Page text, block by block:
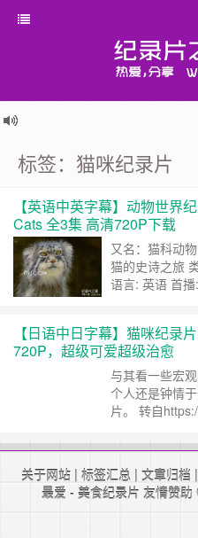
标签：猫咪纪录片
【英语中英字幕】动物世界
Cats 全3集 高清720P下载
又名：猫科动
猫的史诗之旅
语言: 英语 首
它们的家庭成
呢？ 全3集分集
们……继续阅
【日语中日字幕】猫咪纪录
720P，超级可爱超级治愈
与其看一些宏
个人还是钟情
片。 转自
时轴：刘真香
720P在线观
关于网站 | 标签汇总 | 文章归档 |
最爱 - 美食纪录片 友情赞助